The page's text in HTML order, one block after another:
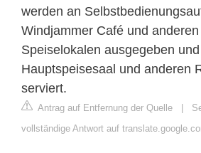
werden an
Windjammer Café und
Speiselokalen ausgegeben
Hauptspeisesaal und anderen
serviert.
Antrag auf Entfernung der Quelle |
vollständige Antwort auf